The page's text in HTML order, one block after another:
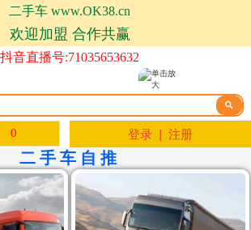
二手车 www.OK38.cn
欢迎加盟 合作共赢
抖音直播号:71035653632

0 登录 | 注册
二手车自推